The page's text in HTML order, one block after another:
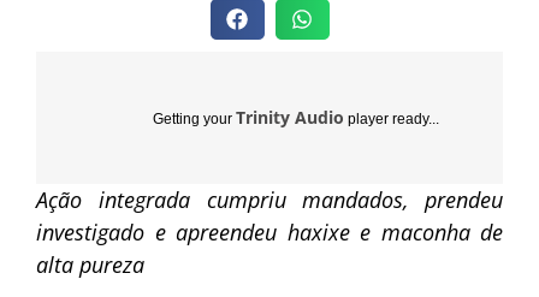
Getting your Trinity Audio player ready...
Ação integrada cumpriu mandados, prendeu
investigado e apreendeu haxixe e maconha de
alta pureza